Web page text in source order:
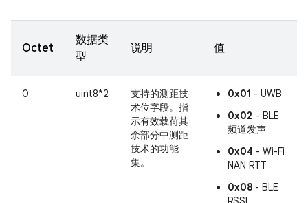
Octet
数据类
型
说明 值
0 uint8*2
支持的测距技
术位字段。指
示有效载荷其
余部分中测距
技术的功能
集。
0x01 - UWB
0x02 - BLE
频道发声
0x04 - Wi-Fi
NAN RTT
0x08 - BLE